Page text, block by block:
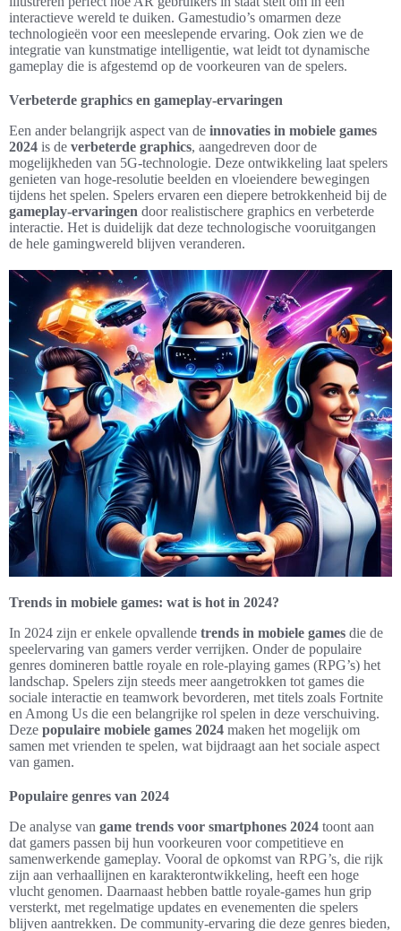
interactieve wereld te duiken. Gamestudio’s omarmen deze
technologieën voor een meeslepende ervaring. Ook zien we de
integratie van kunstmatige intelligentie, wat leidt tot dynamische
gameplay die is afgestemd op de voorkeuren van de spelers.
Verbeterde graphics en gameplay-ervaringen
Een ander belangrijk aspect van de innovaties in mobiele games
2024 is de verbeterde graphics, aangedreven door de
mogelijkheden van 5G-technologie. Deze ontwikkeling laat spelers
genieten van hoge-resolutie beelden en vloeiendere bewegingen
tijdens het spelen. Spelers ervaren een diepere betrokkenheid bij de
gameplay-ervaringen door realistischere graphics en verbeterde
interactie. Het is duidelijk dat deze technologische vooruitgangen
de hele gamingwereld blijven veranderen.
Trends in mobiele games: wat is hot in 2024?
In 2024 zijn er enkele opvallende trends in mobiele games die de
speelervaring van gamers verder verrijken. Onder de populaire
genres domineren battle royale en role-playing games (RPG’s) het
landschap. Spelers zijn steeds meer aangetrokken tot games die
sociale interactie en teamwork bevorderen, met titels zoals Fortnite
en Among Us die een belangrijke rol spelen in deze verschuiving.
Deze populaire mobiele games 2024 maken het mogelijk om
samen met vrienden te spelen, wat bijdraagt aan het sociale aspect
van gamen.
Populaire genres van 2024
De analyse van game trends voor smartphones 2024 toont aan
dat gamers passen bij hun voorkeuren voor competitieve en
samenwerkende gameplay. Vooral de opkomst van RPG’s, die rijk
zijn aan verhaallijnen en karakterontwikkeling, heeft een hoge
vlucht genomen. Daarnaast hebben battle royale-games hun grip
versterkt, met regelmatige updates en evenementen die spelers
blijven aantrekken. De community-ervaring die deze genres bieden,